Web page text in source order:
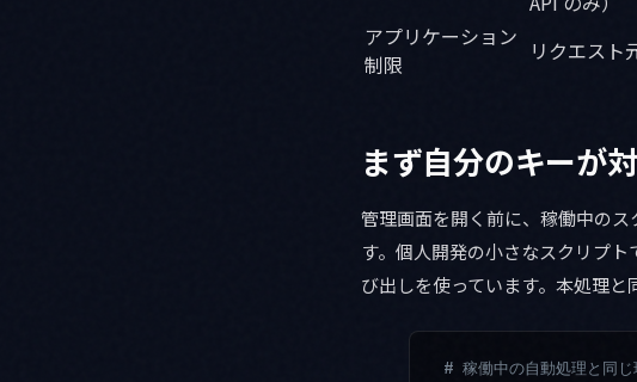
アプリケーション
制限
リクエスト
まず自分のキーが
管理画面を開く前に、稼働中の
す。個人開発の小さなスクリプ
び出しを使っています。本処理と
# 稼働中の自動処理と同じ